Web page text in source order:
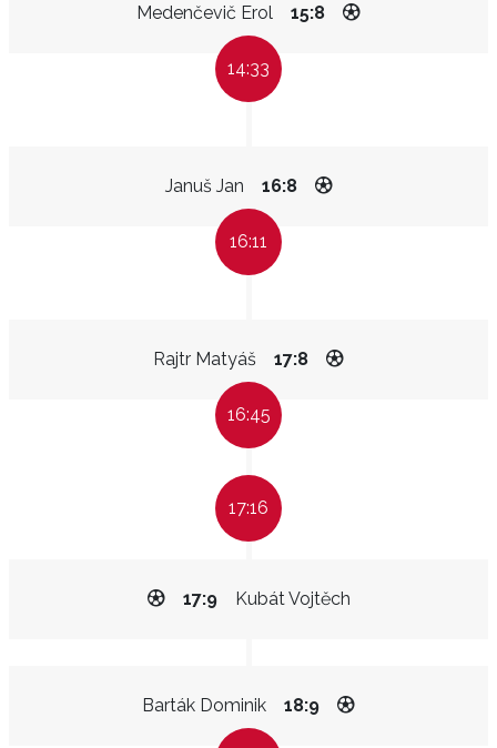
Medenčevič Erol 15:8
14:33
Januš Jan 16:8
16:11
Rajtr Matyáš 17:8
16:45
17:16
Kubát Vojtěch
17:9
Barták Dominik 18:9